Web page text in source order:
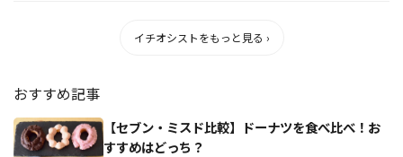
イチオシストをもっと見る ›
おすすめ記事
【セブン・ミスド比較】ドーナツを食べ比べ！お
すすめはどっち？